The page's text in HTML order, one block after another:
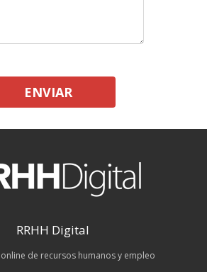
ENVIAR
RRHH Digital
de recursos humanos y empleo